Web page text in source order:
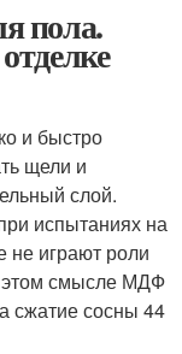
пола.
и быстро
щели и
слой.
испытаниях на
не играют роли
смысле МДФ
сжатие сосны 44